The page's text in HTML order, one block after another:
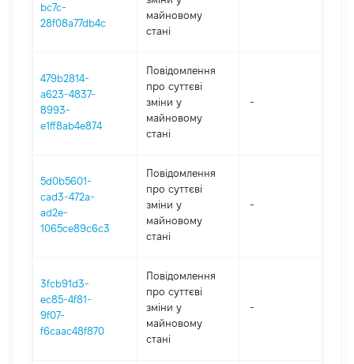
bc7c-
28f08a77db4c
майновому
стані
479b2814-
a623-4837-
8993-
e1ff8ab4e874
Повідомлення
про суттєві
зміни y
майновому
стані
-
5d0b5601-
cad3-472a-
ad2e-
1065ce89c6c3
Повідомлення
про суттєві
зміни y
майновому
стані
-
3fcb91d3-
ec85-4f81-
9f07-
f6caac48f870
Повідомлення
про суттєві
зміни y
майновому
стані
-